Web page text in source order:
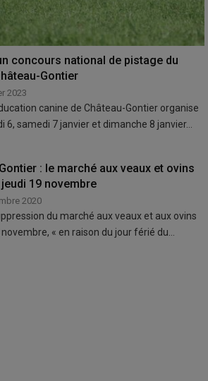
concours national de pistage du
Gontier
2023
canine de Château-Gontier organise
6, samedi 7 janvier et dimanche 8 janvier…
: le marché aux veaux et ovins
19 novembre
2020
du marché aux veaux et aux ovins
« en raison du jour férié du…